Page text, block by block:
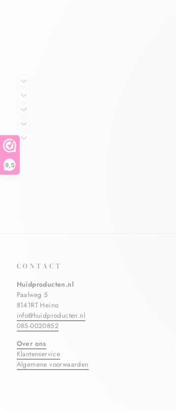
9,5
CONTACT
Huidproducten.nl
Paalweg 5
8141RT Heino
info@huidproducten.nl
085-0020852
Over ons
Klantenservice
Algemene voorwaarden